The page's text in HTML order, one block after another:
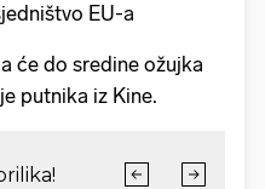
EU-a
će do sredine ožujka
putnika iz Kine.